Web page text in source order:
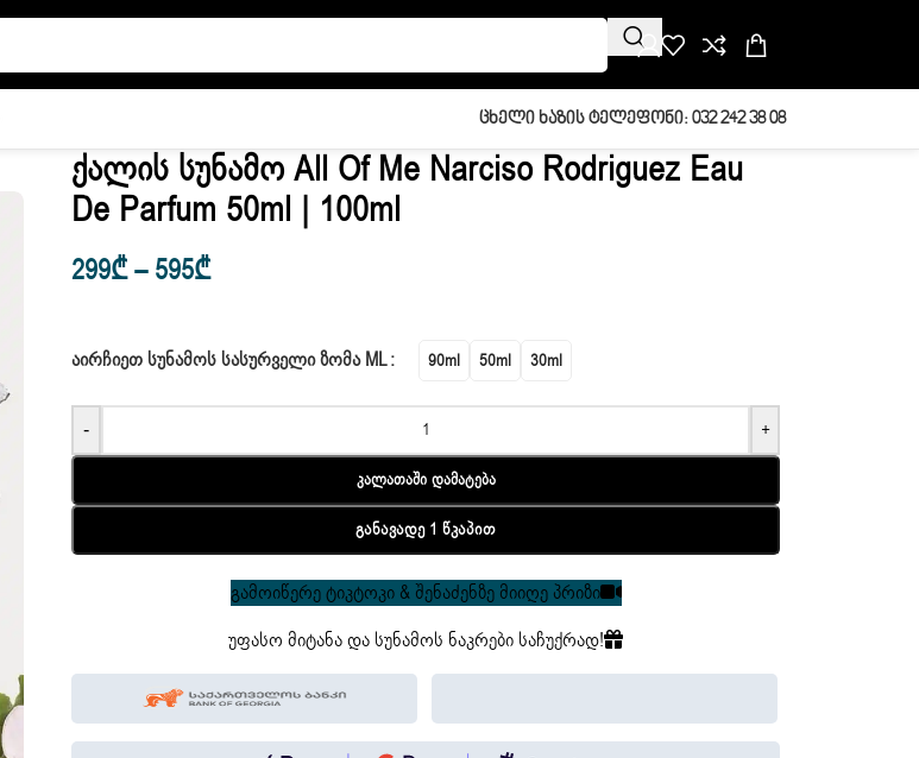
Ცხელი Ხაზის Ტელეფონი: 032 242 38 08
Ქალის Სუნამო All Of Me Narciso Rodriguez Eau
De Parfum 50ml | 100ml
299₾– 595₾
ᲐᲘᲠᲩᲘᲔᲗ ᲡᲣᲜᲐᲛᲝᲡ ᲡᲐᲡᲣᲠᲕᲔᲚᲘ ᲖᲝᲛᲐ ML 90ml 50ml 30ml
- +
Კალათაში Დამატება
Განავადე 1 Წკაპით
გამოიწერე ტიკტოკი & შენაძენზე მიიღე პრიზი
უფასო მიტანა და სუნამოს ნაკრები საჩუქრად!